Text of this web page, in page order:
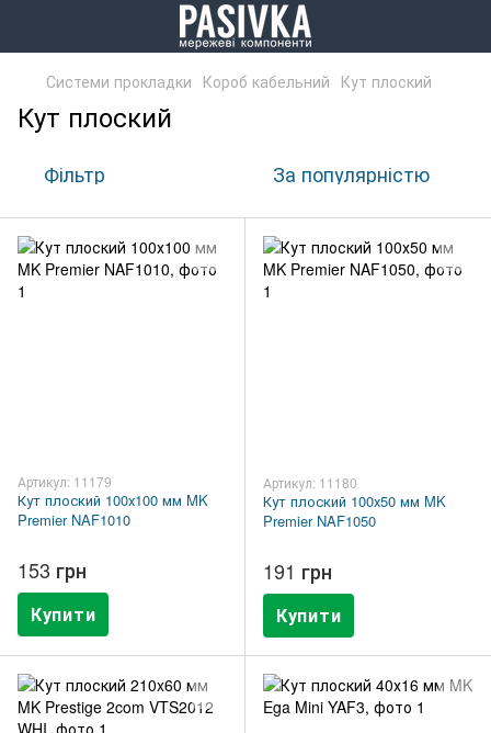
Системи прокладки Короб кабельний Кут плоский
Кут плоский
Фільтр За популярністю
Артикул: 11179
Кут плоский 100х100 мм MK
Premier NAF1010
153 грн
Купити
Артикул: 11180
Кут плоский 100х50 мм MK
Premier NAF1050
191 грн
Купити